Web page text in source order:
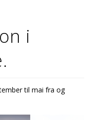
i
til mai fra og